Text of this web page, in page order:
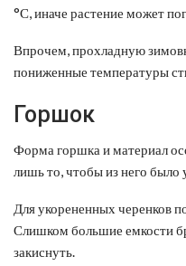
°С, иначе растение может
Впрочем, прохладную
пониженные температуры
Горшок
Форма горшка и материал
лишь то, чтобы из него было
Для укорененных черенков
Слишком большие емкости
закиснуть.